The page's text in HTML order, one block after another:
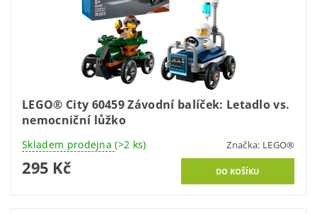
LEGO® City 60459 Závodní balíček: Letadlo vs.
nemocniční lůžko
Skladem prodejna(>2 ks) Značka: LEGO®
295 Kč